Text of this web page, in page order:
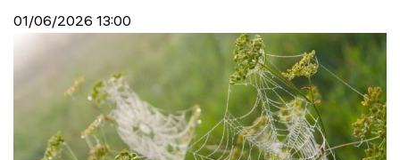
01/06/2026 13:00